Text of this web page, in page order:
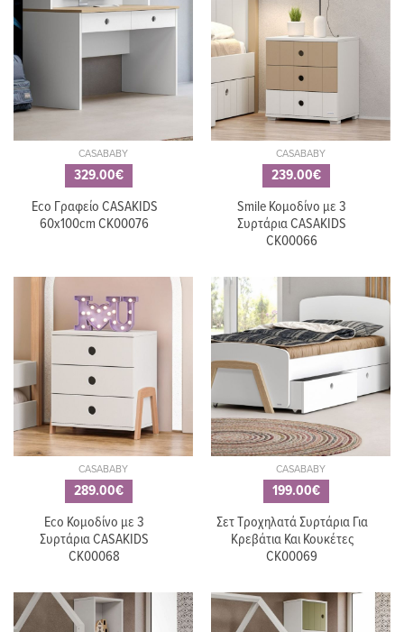
CASABABY
329.00€
Eco Γραφείο CASAKIDS
60x100cm CK00076
CASABABY
239.00€
Smile Κομοδίνο με 3
Συρτάρια CASAKIDS
CK00066
CASABABY
289.00€
Eco Κομοδίνο με 3
Συρτάρια CASAKIDS
CK00068
CASABABY
199.00€
Σετ Τροχηλατά Συρτάρια Για
Κρεβάτια Και Κουκέτες
CK00069